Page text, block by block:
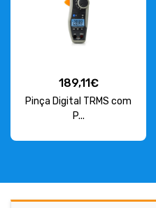
189,11€
Pinça Digital TRMS com
P...